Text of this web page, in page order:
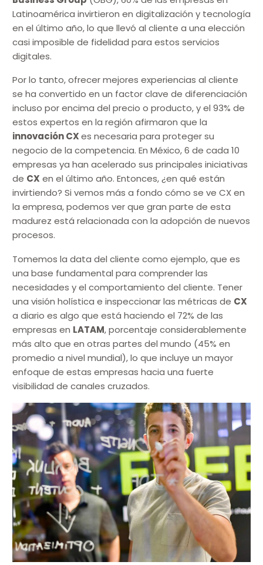
Latinoamérica invirtieron en digitalización y tecnología
en el último año, lo que llevó al cliente a una elección
casi imposible de fidelidad para estos servicios
digitales.
Por lo tanto, ofrecer mejores experiencias al cliente
se ha convertido en un factor clave de diferenciación
incluso por encima del precio o producto, y el 93% de
estos expertos en la región afirmaron que la
innovación CXes necesaria para proteger su
negocio de la competencia. En México, 6 de cada 10
empresas ya han acelerado sus principales iniciativas
de CX en el último año. Entonces, ¿en qué están
invirtiendo? Si vemos más a fondo cómo se ve CX en
la empresa, podemos ver que gran parte de esta
madurez está relacionada con la adopción de nuevos
procesos.
Tomemos la data del cliente como ejemplo, que es
una base fundamental para comprender las
necesidades y el comportamiento del cliente. Tener
una visión holística e inspeccionar las métricas de CX
a diario es algo que está haciendo el 72% de las
empresas en LATAM, porcentaje considerablemente
más alto que en otras partes del mundo (45% en
promedio a nivel mundial), lo que incluye un mayor
enfoque de estas empresas hacia una fuerte
visibilidad de canales cruzados.